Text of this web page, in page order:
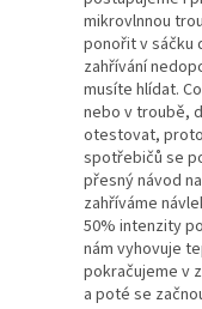
mikrovlnnou
ponořit v sáčku
zahřívání
musíte hlídat.
nebo v troubě,
otestovat,
spotřebičů se
přesný návod
zahříváme
50% intenzity
nám vyhovuje
pokračujeme v
a poté se